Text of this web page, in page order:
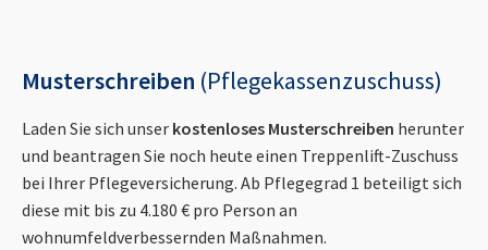
Musterschreiben (Pflegekassenzuschuss)
Laden Sie sich unser kostenloses Musterschreiben herunter
und beantragen Sie noch heute einen Treppenlift-Zuschuss
bei Ihrer Pflegeversicherung. Ab Pflegegrad 1 beteiligt sich
diese mit bis zu 4.180 € pro Person an
wohnumfeldverbessernden Maßnahmen.